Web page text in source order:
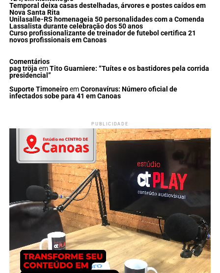
Temporal deixa casas destelhadas, árvores e postes caídos em
Nova Santa Rita
Unilasalle-RS homenageia 50 personalidades com a Comenda
Lassalista durante celebração dos 50 anos
Curso profissionalizante de treinador de futebol certifica 21
novos profissionais em Canoas
Comentários
pag tröja emTito Guarniere: “Tuítes e os bastidores pela corrida
presidencial”
Suporte TimoneiroemCoronavírus: Número oficial de
infectados sobe para 41 em Canoas
PUBLICIDADE